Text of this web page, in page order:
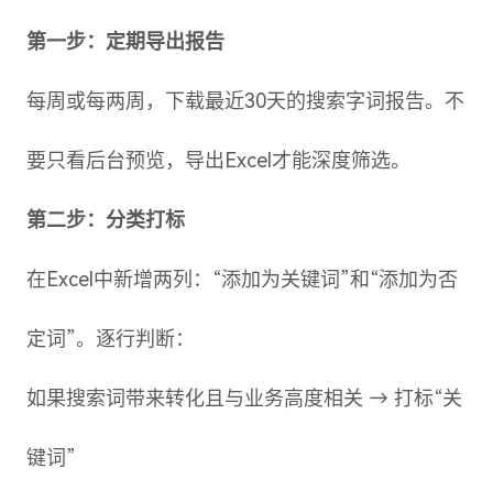
第一步：定期导出报告
每周或每两周，下载最近30天的搜索字词报告。不
要只看后台预览，导出Excel才能深度筛选。
第二步：分类打标
在Excel中新增两列：“添加为关键词”和“添加为否
定词”。逐行判断：
如果搜索词带来转化且与业务高度相关 → 打标“关
键词”